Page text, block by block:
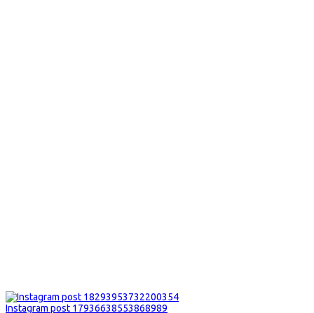
Instagram post 17936638553868989